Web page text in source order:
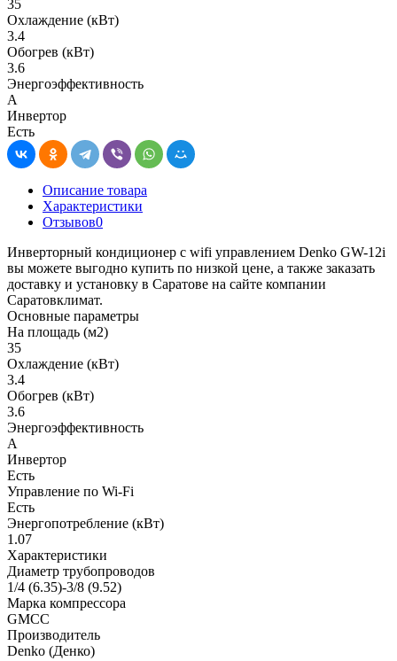
35
Охлаждение (кВт)
3.4
Обогрев (кВт)
3.6
Энергоэффективность
A
Инвертор
Есть
Описание товара
Характеристики
Отзывов0
Инверторный кондиционер с wifi управлением Denko GW-12i
вы можете выгодно купить по низкой цене, а также заказать
доставку и установку в Саратове на сайте компании
Саратовклимат.
Основные параметры
На площадь (м2)
35
Охлаждение (кВт)
3.4
Обогрев (кВт)
3.6
Энергоэффективность
A
Инвертор
Есть
Управление по Wi-Fi
Есть
Энергопотребление (кВт)
1.07
Характеристики
Диаметр трубопроводов
1/4 (6.35)-3/8 (9.52)
Марка компрессора
GMCC
Производитель
Denko (Денко)